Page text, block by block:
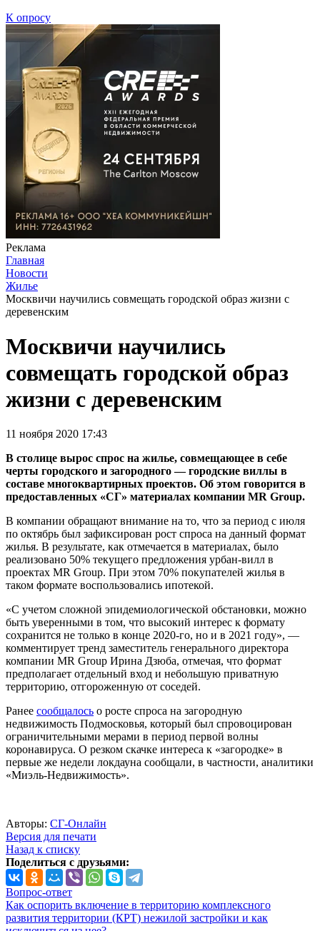
К опросу
Реклама
Главная
Новости
Жилье
Москвичи научились совмещать городской образ жизни с
деревенским
Москвичи научились
совмещать городской образ
жизни с деревенским
11 ноября 2020 17:43
В столице вырос спрос на жилье, совмещающее в себе
черты городского и загородного — городские виллы в
составе многоквартирных проектов. Об этом говорится в
предоставленных «СГ» материалах компании MR Group.
В компании обращают внимание на то, что за период с июля
по октябрь был зафиксирован рост спроса на данный формат
жилья. В результате, как отмечается в материалах, было
реализовано 50% текущего предложения урбан-вилл в
проектах MR Group. При этом 70% покупателей жилья в
таком формате воспользовались ипотекой.
«С учетом сложной эпидемиологической обстановки, можно
быть уверенными в том, что высокий интерес к формату
сохранится не только в конце 2020-го, но и в 2021 году», —
комментирует тренд заместитель генерального директора
компании MR Group Ирина Дзюба, отмечая, что формат
предполагает отдельный вход и небольшую приватную
территорию, отгороженную от соседей.
Ранее сообщалось о росте спроса на загородную
недвижимость Подмосковья, который был спровоцирован
ограничительными мерами в период первой волны
коронавируса. О резком скачке интереса к «загородке» в
первые же недели локдауна сообщали, в частности, аналитики
«Миэль-Недвижимость».
Авторы: СГ-Онлайн
Версия для печати
Назад к списку
Поделиться с друзьями:
Вопрос-ответ
Как оспорить включение в территорию комплексного
развития территории (КРТ) нежилой застройки и как